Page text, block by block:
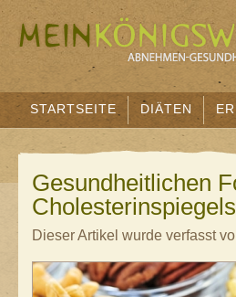
STARTSEITE DIÄTEN
Gesundheitlichen
Cholesterinspiegels
Dieser Artikel wurde verfasst